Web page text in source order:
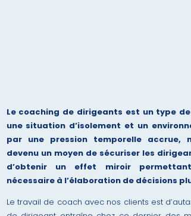
Le coaching de dirigeants est un type
une situation d’isolement et un
par une pression temporelle accrue,
devenu un moyen de sécuriser les
d’obtenir un effet miroir
nécessaire à l’élaboration de décisions
Le travail de coach avec nos clients est